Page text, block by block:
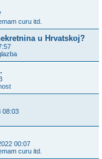
curu itd.
u Hrvatskoj?
08:03
00:07
curu itd.